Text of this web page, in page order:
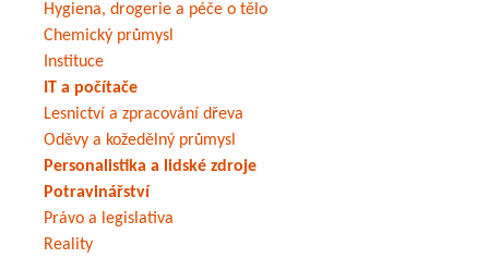
Hygiena, drogerie a péče o tělo
Chemický průmysl
Instituce
IT a počítače
Lesnictví a zpracování dřeva
Oděvy a kožedělný průmysl
Personalistika a lidské zdroje
Potravinářství
Právo a legislativa
Reality